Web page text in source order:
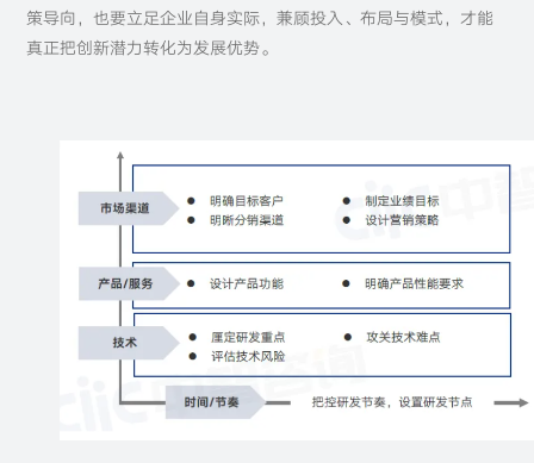
策导向，也要立足企业自身实际，兼顾投入、布局与模式，才能
真正把创新潜力转化为发展优势。